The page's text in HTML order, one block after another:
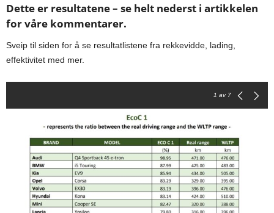
Dette er resultatene – se helt nederst i artikkelen
for våre kommentarer.
Sveip til siden for å se resultatlistene fra rekkevidde, lading,
effektivitet med mer.
1 av 7